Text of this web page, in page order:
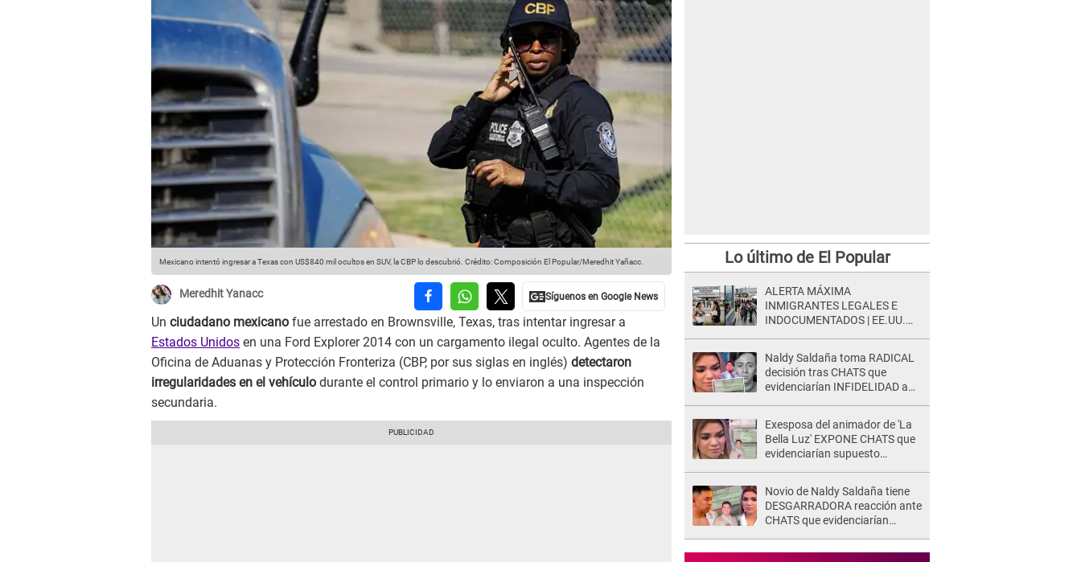
Mexicano intentó ingresar a Texas con US$840 mil ocultos en SUV, la CBP lo descubrió. Crédito: Composición El Popular/Meredhit Yañacc.
Meredhit Yanacc
Un ciudadano mexicano fue arrestado en Brownsville, Texas, tras intentar ingresar a
Estados Unidos en una Ford Explorer 2014 con un cargamento ilegal oculto. Agentes de la
Oficina de Aduanas y Protección Fronteriza (CBP, por sus siglas en inglés) detectaron
irregularidades en el vehículo durante el control primario y lo enviaron a una inspección
secundaria.
Lo último de El Popular
ALERTA MÁXIMA
INMIGRANTES LEGALES E
INDOCUMENTADOS | EE.UU.
extranjeros
Naldy Saldaña toma RADICAL
decisión tras CHATS que
evidenciarían INFIDELIDAD a
Exesposa del animador de 'La
Bella Luz' EXPONE CHATS que
evidenciarían supuesto
Novio de Naldy Saldaña tiene
DESGARRADORA reacción ante
CHATS que evidenciarían